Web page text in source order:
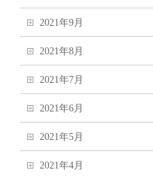
2021年9月
2021年8月
2021年7月
2021年6月
2021年5月
2021年4月